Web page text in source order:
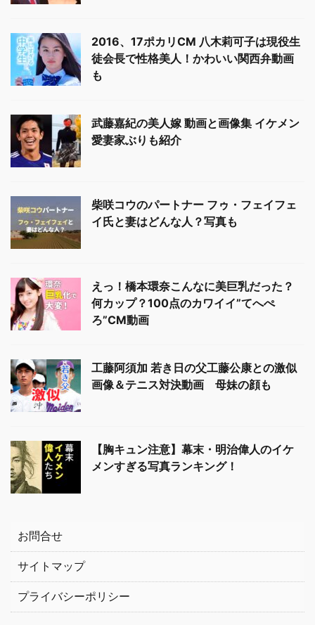
2016、17ポカリCM 八木莉可子は現役生
徒会長で性格美人！かわいい関西弁動画
も
武藤嘉紀の美人嫁 動画と画像集 イケメン
愛妻家ぶりも紹介
柴咲コウのパートナー フゥ・フェイフェ
イ氏と妻はどんな人？写真も
えっ！橋本環奈こんなに美巨乳だった？
何カップ？100点のカワイイ”てへぺ
ろ”CM動画
工藤阿須加 若き日の父工藤公康との激似
画像＆テニス対決動画 母妹の顔も
【胸キュン注意】幕末・明治偉人のイケ
メンすぎる写真ランキング！
お問合せ
サイトマップ
プライバシーポリシー